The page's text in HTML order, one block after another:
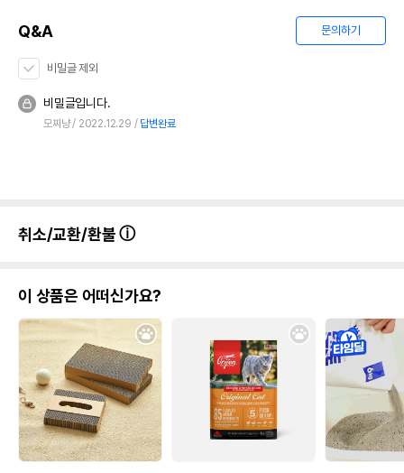
Q&A 문의하기
비밀글 제외
비밀글입니다.
모찌냥 2022.12.29 답변완료
취소/교환/환불
이 상품은 어떠신가요?